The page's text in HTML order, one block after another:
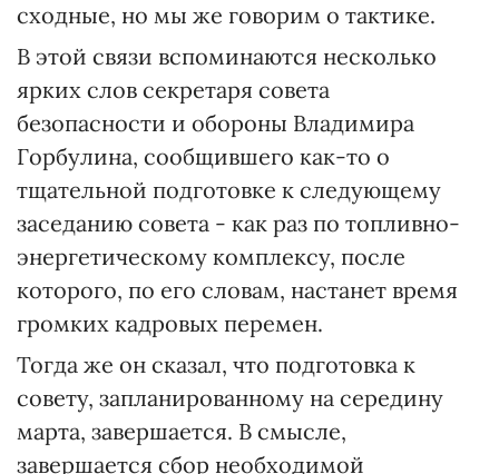
сходные, но мы же говорим о тактике.
В этой связи вспоминаются несколько
ярких слов секретаря совета
безопасности и обороны Владимира
Горбулина, сообщившего как-то о
тщательной подготовке к следующему
заседанию совета - как раз по топливно-
энергетическому комплексу, после
которого, по его словам, настанет время
громких кадровых перемен.
Тогда же он сказал, что подготовка к
совету, запланированному на середину
марта, завершается. В смысле,
завершается сбор необходимой